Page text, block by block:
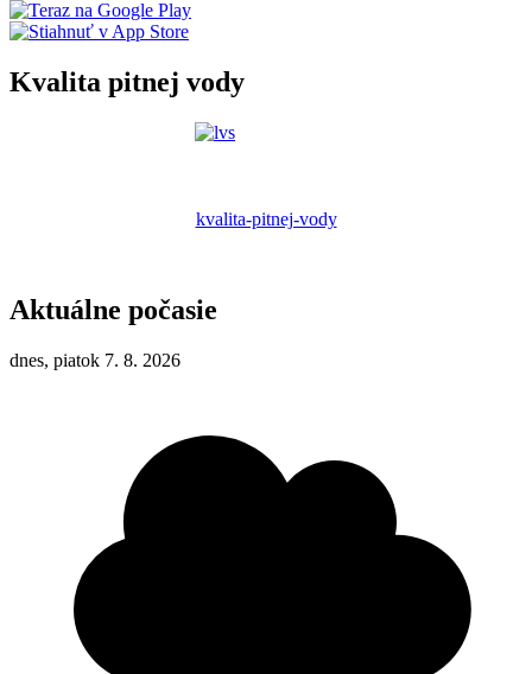
Kvalita pitnej vody
kvalita-pitnej-vody
Aktuálne počasie
dnes, piatok 7. 8. 2026